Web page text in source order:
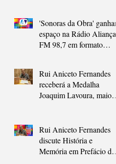
'Sonoras da Obra' ganham
espaço na Rádio Aliança
FM 98,7 em formato
Rui Aniceto Fernandes
receberá a Medalha
Joaquim Lavoura, maior
Rui Aniceto Fernandes
discute História e
Memória em Prefácio de